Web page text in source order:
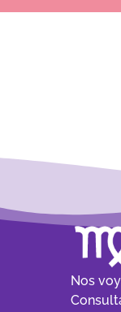
Nos